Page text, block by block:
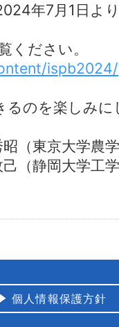
年7月1日よ
ください。
ispb2024/
るのを楽しみ
（東京大学農
静岡大学工
個人情報保護方針